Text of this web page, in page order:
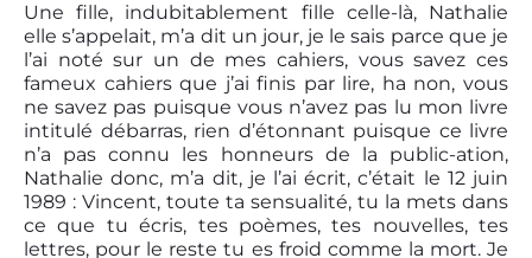
Une fille, indubitablement fille celle-là, Nathalie
elle s’appelait, m’a dit un jour, je le sais parce que je
l’ai noté sur un de mes cahiers, vous savez ces
fameux cahiers que j’ai finis par lire, ha non, vous
ne savez pas puisque vous n’avez pas lu mon livre
intitulé débarras, rien d’étonnant puisque ce livre
n’a pas connu les honneurs de la public-ation,
Nathalie donc, m’a dit, je l’ai écrit, c’était le 12 juin
1989 : Vincent, toute ta sensualité, tu la mets dans
ce que tu écris, tes poèmes, tes nouvelles, tes
lettres, pour le reste tu es froid comme la mort. Je